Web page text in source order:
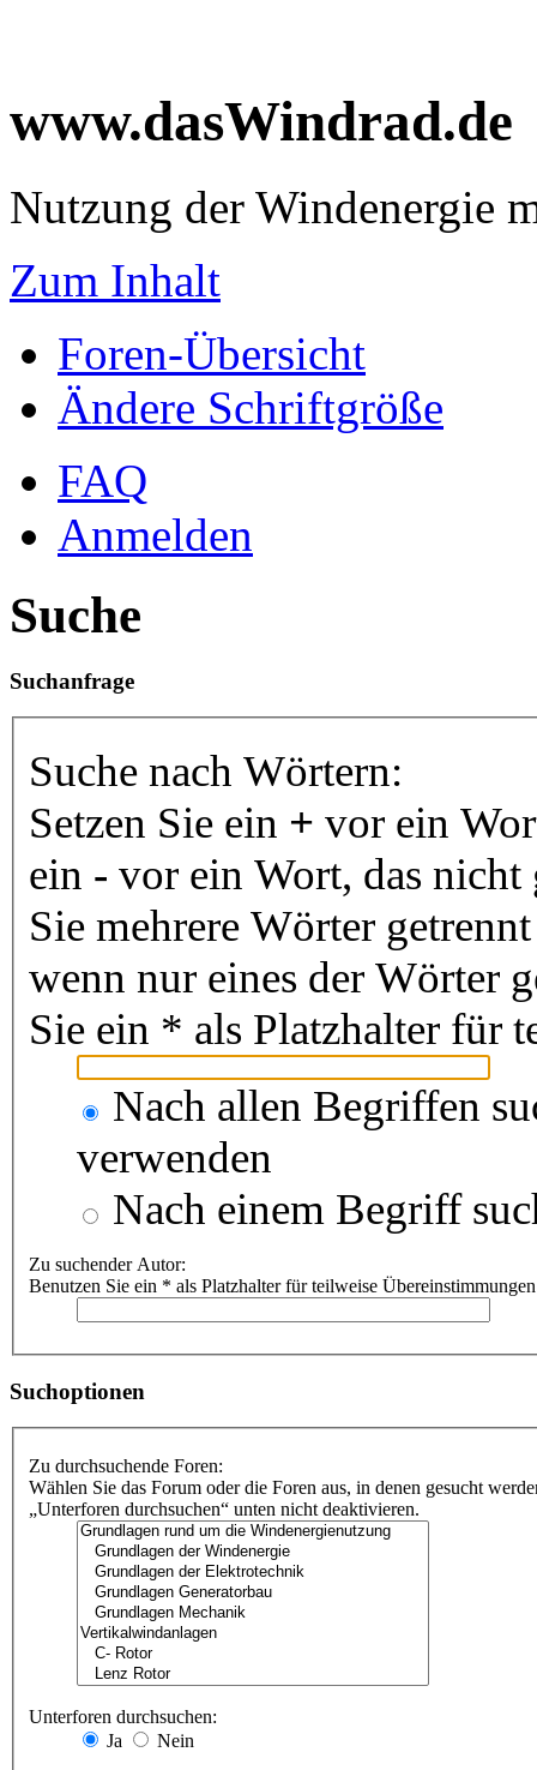
www.dasWindrad.de
Nutzung der Windenergie
Zum Inhalt
Foren-Übersicht
Ändere Schriftgröße
FAQ
Anmelden
Suche
Suchanfrage
Suche nach Wörtern:
Setzen Sie ein + vor ein
ein - vor ein Wort, das nicht
Sie mehrere Wörter
wenn nur eines der Wörter
Sie ein * als Platzhalter für
Nach allen Begriffen
verwenden
Nach einem Begriff
Zu suchender Autor:
Benutzen Sie ein * als Platzhalter für teilweise
Suchoptionen
Zu durchsuchende Foren:
Wählen Sie das Forum oder die Foren aus, in denen gesucht
„Unterforen durchsuchen“ unten nicht deaktivieren.
Unterforen durchsuchen:
Ja
Nein